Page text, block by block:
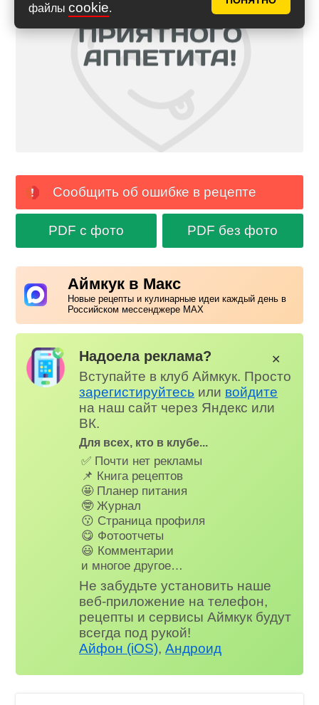
файлы cookie.
Сообщить об ошибке в рецепте
PDF с фото PDF без фото
Аймкук в Макс
Новые рецепты и кулинарные идеи каждый день в
Российском мессенджере MAX
Надоела реклама?
Вступайте в клуб Аймкук. Просто
зарегистируйтесь или войдите
на наш сайт через Яндекс или
ВК.
Для всех, кто в клубе...
✅ Почти нет рекламы
📌 Книга рецептов
🤩 Планер питания
🤓 Журнал
😗 Страница профиля
😋 Фотоотчеты
😃 Комментарии
и многое другое…
Не забудьте установить наше
веб-приложение на телефон,
рецепты и сервисы Аймкук будут
всегда под рукой!
Айфон (iOS),Андроид
✕